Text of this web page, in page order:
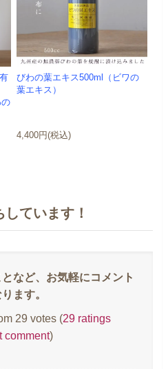
びわの葉エキス500ml（ビワの
葉エキス）
4,400円(税込)
ています！
29 votes (29 ratings
comment)